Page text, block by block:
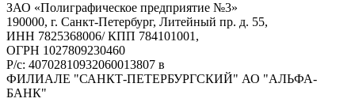
ЗАО «Полиграфическое предприятие №3»
190000, г. Санкт-Петербург, Литейный пр. д. 55,
ИНН 7825368006/ КПП 784101001,
ОГРН 1027809230460
Р/с: 40702810932060013807 в
ФИЛИАЛЕ "САНКТ-ПЕТЕРБУРГСКИЙ" АО "АЛЬФА-
БАНК"